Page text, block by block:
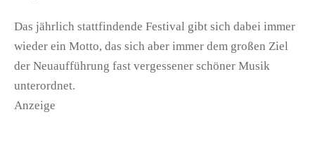
Das jährlich stattfindende Festival gibt sich dabei immer
wieder ein Motto, das sich aber immer dem großen Ziel
der Neuaufführung fast vergessener schöner Musik
unterordnet.
Anzeige